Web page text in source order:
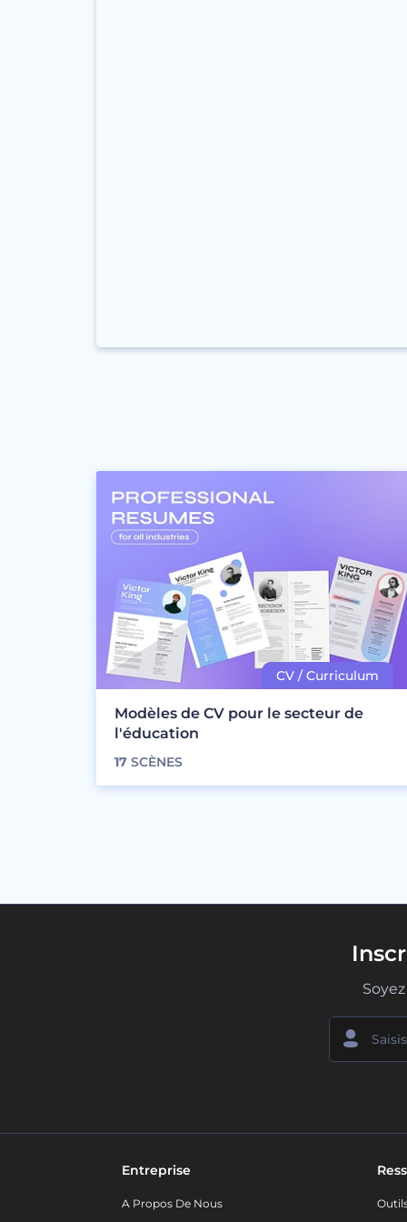
Modèles de CV pour le secteur de
l'éducation
17 SCÈNES
Entreprise
A Propos De Nous